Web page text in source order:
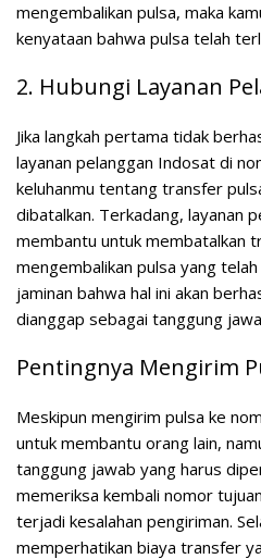
mengembalikan pulsa, maka
kenyataan bahwa pulsa telah
2. Hubungi Layanan
Jika langkah pertama tidak
layanan pelanggan Indosat di
keluhanmu tentang transfer
dibatalkan. Terkadang, layanan
membantu untuk membatalkan
mengembalikan pulsa yang
jaminan bahwa hal ini akan
dianggap sebagai tanggung
Pentingnya Mengirim
Meskipun mengirim pulsa ke
untuk membantu orang lain,
tanggung jawab yang harus
memeriksa kembali nomor
terjadi kesalahan pengiriman.
memperhatikan biaya transfer